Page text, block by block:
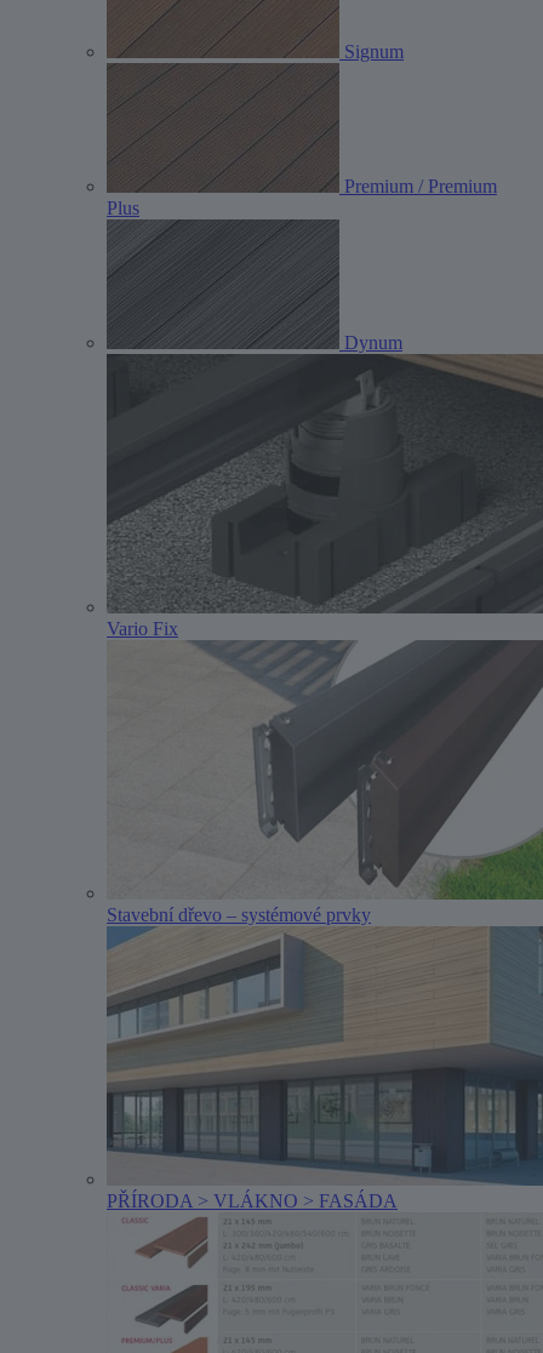
Signum
Premium / Premium
Plus
Dynum
Vario Fix
Stavební dřevo – systémové prvky
PŘÍRODA > VLÁKNO > FASÁDA